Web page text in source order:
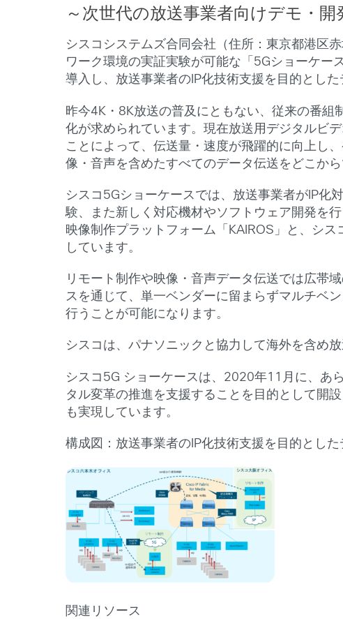
～次世代の放送事業者向けデモ・開
シスコシステムズ合同会社（住所：東京都港区
ワーク環境の実証実験が可能な「5Gショーケー
導入し、放送事業者のIP化技術支援を目的とし
昨今4K・8K放送の普及にともない、従来の番
化が求められています。現在放送用デジタルビ
ことによって、伝送量・速度が飛躍的に向上し
像・音声を含めたすべてのデータ伝送をどこか
シスコ5Gショーケースでは、放送事業者がIP化
験、また新しく対応機材やソフトウェア開発を
映像制作プラットフォーム「KAIROS」と、シ
しています。
リモート制作や映像・音声データ伝送では広帯
スを通じて、単一ベンダーに留まらずマルチベ
行うことが可能になります。
シスコは、パナソニックと協力して海外を含め
シスコ5G ショーケースは、2020年11月に、あ
タル変革の推進を支援することを目的として開
も実現しています。
構成図：放送事業者のIP化技術支援を目的とし
関連リソース